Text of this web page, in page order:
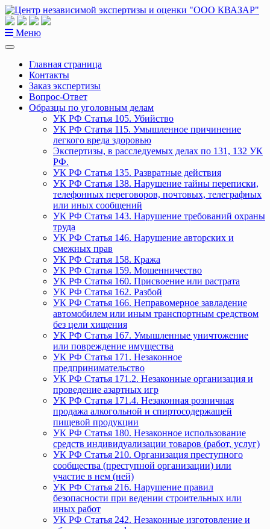
Перейти
к
содержанию
Меню
Главная страница
Контакты
Заказ экспертизы
Вопрос-Ответ
Образцы по уголовным делам
УК РФ Статья 105. Убийство
УК РФ Статья 115. Умышленное причинение
легкого вреда здоровью
Экспертизы, в расследуемых делах по 131, 132 УК
РФ.
УК РФ Статья 135. Развратные действия
УК РФ Статья 138. Нарушение тайны переписки,
телефонных переговоров, почтовых, телеграфных
или иных сообщений
УК РФ Статья 143. Нарушение требований охраны
труда
УК РФ Статья 146. Нарушение авторских и
смежных прав
УК РФ Статья 158. Кража
УК РФ Статья 159. Мошенничество
УК РФ Статья 160. Присвоение или растрата
УК РФ Статья 162. Разбой
УК РФ Статья 166. Неправомерное завладение
автомобилем или иным транспортным средством
без цели хищения
УК РФ Статья 167. Умышленные уничтожение
или повреждение имущества
УК РФ Статья 171. Незаконное
предпринимательство
УК РФ Статья 171.2. Незаконные организация и
проведение азартных игр
УК РФ Статья 171.4. Незаконная розничная
продажа алкогольной и спиртосодержащей
пищевой продукции
УК РФ Статья 180. Незаконное использование
средств индивидуализации товаров (работ, услуг)
УК РФ Статья 210. Организация преступного
сообщества (преступной организации) или
участие в нем (ней)
УК РФ Статья 216. Нарушение правил
безопасности при ведении строительных или
иных работ
УК РФ Статья 242. Незаконные изготовление и